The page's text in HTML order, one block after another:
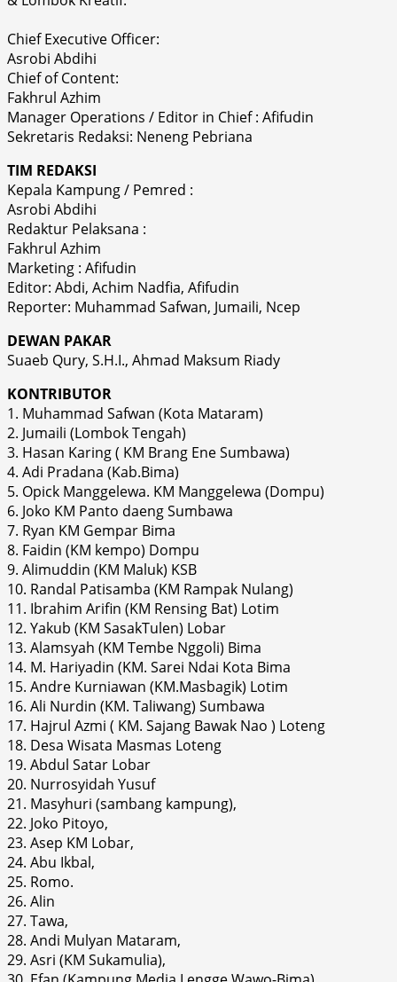
Chief Executive Officer:
Asrobi Abdihi
Chief of Content:
Fakhrul Azhim
Manager Operations / Editor in Chief : Afifudin
Sekretaris Redaksi: Neneng Pebriana
TIM REDAKSI
Kepala Kampung / Pemred :
Asrobi Abdihi
Redaktur Pelaksana :
Fakhrul Azhim
Marketing : Afifudin
Editor: Abdi, Achim Nadfia, Afifudin
Reporter: Muhammad Safwan, Jumaili, Ncep
DEWAN PAKAR
Suaeb Qury, S.H.I., Ahmad Maksum Riady
KONTRIBUTOR
1. Muhammad Safwan (Kota Mataram)
2. Jumaili (Lombok Tengah)
3. Hasan Karing ( KM Brang Ene Sumbawa)
4. Adi Pradana (Kab.Bima)
5. Opick Manggelewa. KM Manggelewa (Dompu)
6. Joko KM Panto daeng Sumbawa
7. Ryan KM Gempar Bima
8. Faidin (KM kempo) Dompu
9. Alimuddin (KM Maluk) KSB
10. Randal Patisamba (KM Rampak Nulang)
11. Ibrahim Arifin (KM Rensing Bat) Lotim
12. Yakub (KM SasakTulen) Lobar
13. Alamsyah (KM Tembe Nggoli) Bima
14. M. Hariyadin (KM. Sarei Ndai Kota Bima
15. Andre Kurniawan (KM.Masbagik) Lotim
16. Ali Nurdin (KM. Taliwang) Sumbawa
17. Hajrul Azmi ( KM. Sajang Bawak Nao ) Loteng
18. Desa Wisata Masmas Loteng
19. Abdul Satar Lobar
20. Nurrosyidah Yusuf
21. Masyhuri (sambang kampung),
22. Joko Pitoyo,
23. Asep KM Lobar,
24. Abu Ikbal,
25. Romo.
26. Alin
27. Tawa,
28. Andi Mulyan Mataram,
29. Asri (KM Sukamulia),